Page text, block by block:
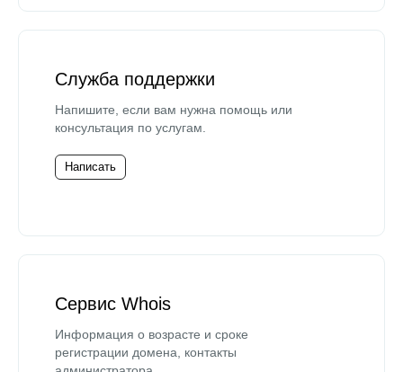
Служба поддержки
Напишите, если вам нужна помощь или
консультация по услугам.
Написать
Сервис Whois
Информация о возрасте и сроке
регистрации домена, контакты